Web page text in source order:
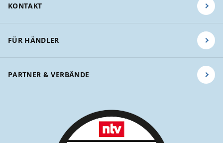
KONTAKT
FÜR HÄNDLER
PARTNER & VERBÄNDE